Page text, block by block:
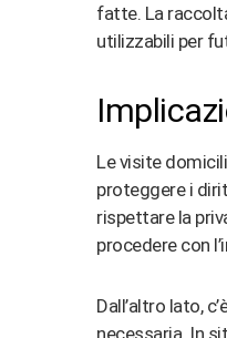
fatte. La
utilizzabili per
Le visite
proteggere i
rispettare la
procedere con
Dall’altro lato,
necessaria. In